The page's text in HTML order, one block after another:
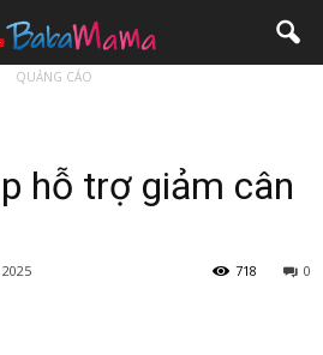
QUẢNG CÁO
hỗ trợ giảm cân
0
718